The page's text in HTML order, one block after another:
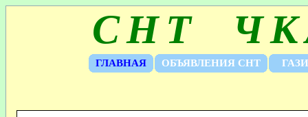
СНТ
ГЛАВНАЯ ОБЪЯВЛЕНИЯ СНТ